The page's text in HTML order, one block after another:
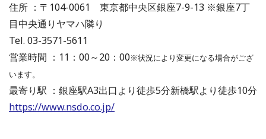
住所 ：〒104-0061 東京都中央区銀座7-9-13 ※銀座7丁
目中央通りヤマハ隣り
Tel. 03-3571-5611
営業時間 ：11：00～20：00※状況により変更になる場合がござ
います。
最寄り駅 ：銀座駅A3出口より徒歩5分新橋駅より徒歩10分
https://www.nsdo.co.jp/